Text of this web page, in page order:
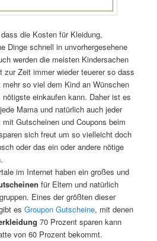
die Kosten für Kleidung,
Dinge schnell in unvorhergesehene
werden die meisten Kindersachen
Zeit immer wieder teuerer so dass
so viel dem Kind an Wünschen
einkaufen kann. Daher ist es
Mama und natürlich auch jeder
Gutscheinen und Coupons beim
sich freut um so vielleicht doch
oder das ein oder andere nötige
im Internet haben ein großes und
für Eltern und natürlich
Eines der größten dieser
esGroupon Gutscheine, mit denen
70 Prozent sparen kann
von 60 Prozent bekommt.